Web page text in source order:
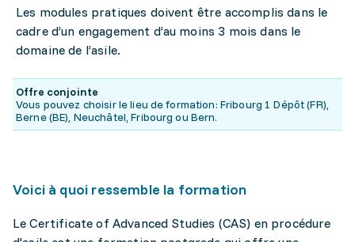
Les modules pratiques doivent être accomplis dans le
cadre d’un engagement d’au moins 3 mois dans le
domaine de l’asile.
Offre conjointe
Vous pouvez choisir le lieu de formation: Fribourg 1 Dépôt (FR),
Berne (BE), Neuchâtel, Fribourg ou Bern.
Voici à quoi ressemble la formation
Le Certificate of Advanced Studies (CAS) en procédure